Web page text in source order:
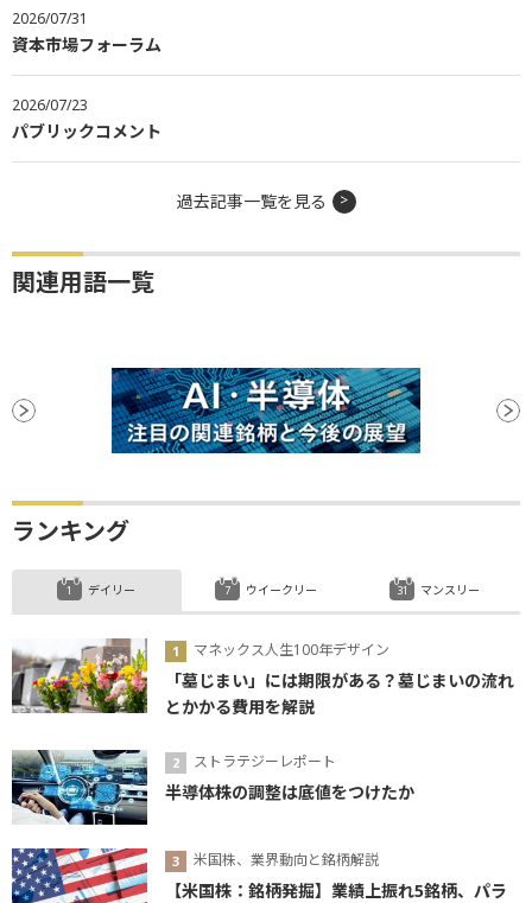
2026/07/31
資本市場フォーラム
2026/07/23
パブリックコメント
過去記事一覧を見る
関連用語一覧
ランキング
デイリー
マネックス人生100年デザイン
「墓じまい」には期限がある？墓じまいの流れ
とかかる費用を解説
ストラテジーレポート
半導体株の調整は底値をつけたか
米国株、業界動向と銘柄解説
【米国株：銘柄発掘】業績上振れ5銘柄、パラ
ウイークリー マンスリー